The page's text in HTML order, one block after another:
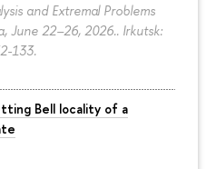
and Extremal Problems
June 22–26, 2026.. Irkutsk:
133.
Bell locality of a